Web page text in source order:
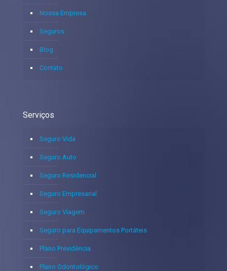
Nossa Empresa
Seguros
Blog
Contato
Serviços
Seguro Vida
Seguro Auto
Seguro Residencial
Seguro Empresarial
Seguro Viagem
Seguro para Equipamentos Portáteis
Plano Previdência
Plano Odontológico